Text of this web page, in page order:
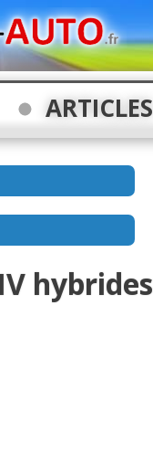
ARTICLES
hybrides